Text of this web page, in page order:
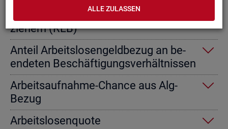
ALLE ZULASSEN
Ab­gangs­ra­te von Re­gel­leis­tungs­be­
zie­hern (RLB)
An­teil Ar­beits­lo­sen­geld­be­zug an be­
en­de­ten Be­schäf­ti­gungs­ver­hält­nis­sen
Ar­beits­auf­nah­me-Chan­ce aus Alg-
Bezug
Ar­beits­lo­sen­quo­te